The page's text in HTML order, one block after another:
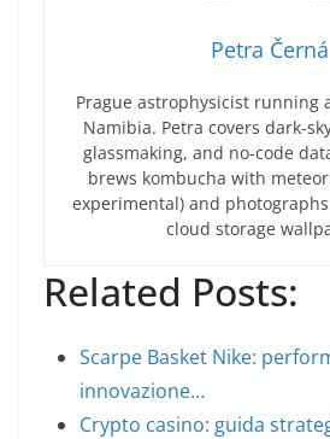
Petra Černá
Prague astrophysicist running
Namibia. Petra covers dark-
glassmaking, and no-code
brews kombucha with
experimental) and
cloud storage
Related Posts:
Scarpe Basket Nike:
innovazione…
Crypto casino: guida